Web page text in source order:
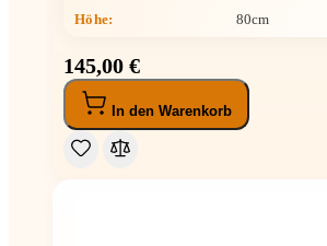
Höhe: 80cm
145,00 €
In den Warenkorb